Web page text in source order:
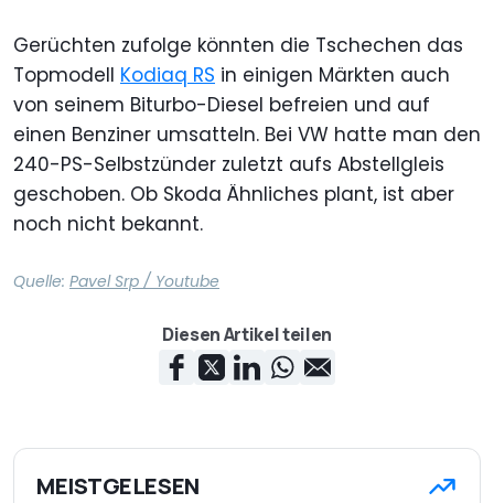
Gerüchten zufolge könnten die Tschechen das
Topmodell Kodiaq RS in einigen Märkten auch
von seinem Biturbo-Diesel befreien und auf
einen Benziner umsatteln. Bei VW hatte man den
240-PS-Selbstzünder zuletzt aufs Abstellgleis
geschoben. Ob Skoda Ähnliches plant, ist aber
noch nicht bekannt.
Quelle: Pavel Srp / Youtube
Diesen Artikel teilen
MEISTGELESEN